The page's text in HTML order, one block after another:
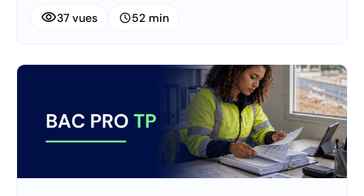
visibility37 vues schedule52 min